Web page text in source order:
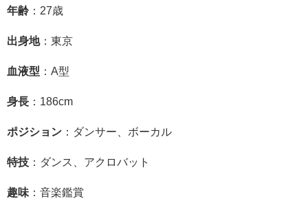
年齢 ：27歳
出身地：東京
血液型 ：A型
身長 ：186cm
ポジション ：ダンサー、ボーカル
特技 ：ダンス、アクロバット
趣味 ：音楽鑑賞